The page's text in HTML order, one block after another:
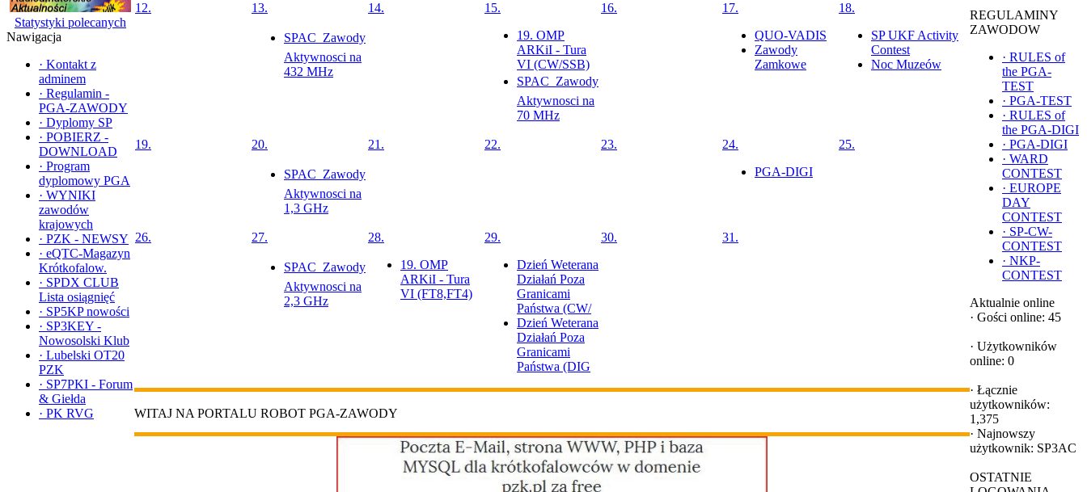
Statystyki polecanych
Nawigacja
· Kontakt z
adminem
· Regulamin -
PGA-ZAWODY
· Dyplomy SP
· POBIERZ -
DOWNLOAD
· Program
dyplomowy PGA
· WYNIKI
zawodów
krajowych
· PZK - NEWSY
· eQTC-Magazyn
Krótkofalow.
· SPDX CLUB
Lista osiągnięć
· SP5KP nowości
· SP3KEY -
Nowosolski Klub
· Lubelski OT20
PZK
· SP7PKI - Forum
& Giełda
· PK RVG
12. 13.
SPAC  Zawody
Aktywnosci na
432 MHz
14.
15.
19. OMP
ARKiI - Tura
VI (CW/SSB)
SPAC  Zawody
Aktywnosci na
70 MHz
16.
17.
QUO-VADIS
Zawody
Zamkowe
18.
SP UKF Activity
Contest
Noc Muzeów
19. 20.
SPAC  Zawody
Aktywnosci na
1,3 GHz
21. 22. 23.
24.
PGA-DIGI
25.
26. 27.
SPAC  Zawody
Aktywnosci na
2,3 GHz
28.
19. OMP
ARKiI - Tura
VI (FT8,FT4)
29.
Dzień Weterana
Działań Poza
Granicami
Państwa (CW/
Dzień Weterana
Działań Poza
Granicami
Państwa (DIG
30. 31.
WITAJ NA PORTALU ROBOT PGA-ZAWODY
REGULAMINY
ZAWODOW
· RULES of
the PGA-
TEST
· PGA-TEST
· RULES of
the PGA-DIGI
· PGA-DIGI
· WARD
CONTEST
· EUROPE
DAY
CONTEST
· SP-CW-
CONTEST
· NKP-
CONTEST
Aktualnie online
· Gości online: 45
· Użytkowników
online: 0
· Łącznie
użytkowników:
1,375
· Najnowszy
użytkownik: SP3AC
OSTATNIE